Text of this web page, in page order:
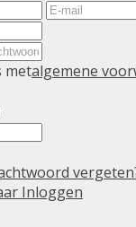
metalgemene
Inloggen